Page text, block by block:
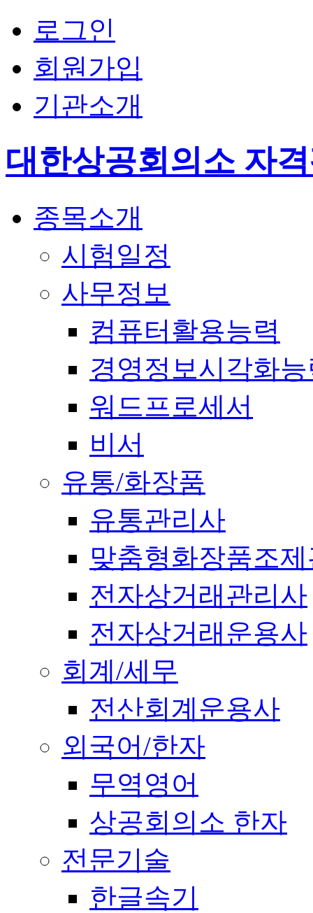
로그인
회원가입
기관소개
대한상공회의소 자
종목소개
시험일정
사무정보
컴퓨터활용능력
경영정보시각화
워드프로세서
비서
유통/화장품
유통관리사
맞춤형화장품조
전자상거래관리사
전자상거래운용사
회계/세무
전산회계운용사
외국어/한자
무역영어
상공회의소 한자
전문기술
한글속기